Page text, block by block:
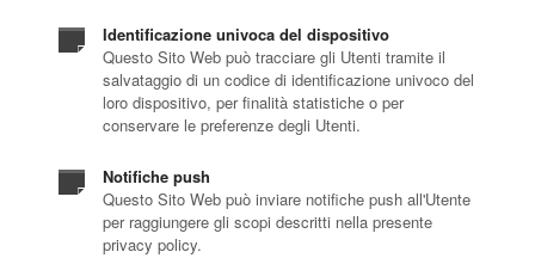
Identificazione univoca del dispositivo
Questo Sito Web può tracciare gli Utenti tramite il
salvataggio di un codice di identificazione univoco del
loro dispositivo, per finalità statistiche o per
conservare le preferenze degli Utenti.
Notifiche push
Questo Sito Web può inviare notifiche push all'Utente
per raggiungere gli scopi descritti nella presente
privacy policy.